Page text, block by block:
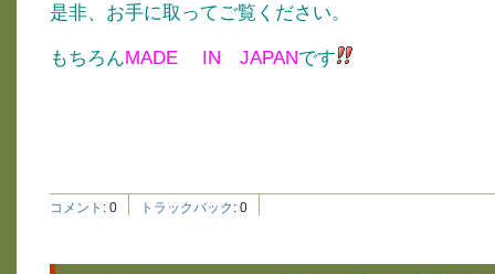
是非、お手に取ってご覧ください。
もちろんMADE IN JAPANです
コメント : 0 トラックバック : 0